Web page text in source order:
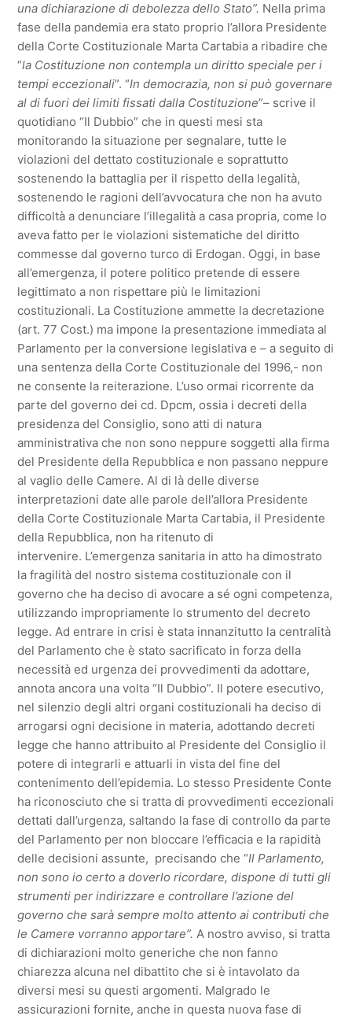
una dichiarazione di debolezza dello Stato”. Nella prima
fase della pandemia era stato proprio l’allora Presidente
della Corte Costituzionale Marta Cartabia a ribadire che
“la Costituzione non contempla un diritto speciale per i
tempi eccezionali”. “In democrazia, non si può governare
al di fuori dei limiti fissati dalla Costituzione”– scrive il
quotidiano “Il Dubbio” che in questi mesi sta
monitorando la situazione per segnalare, tutte le
violazioni del dettato costituzionale e soprattutto
sostenendo la battaglia per il rispetto della legalità,
sostenendo le ragioni dell’avvocatura che non ha avuto
difficoltà a denunciare l’illegalità a casa propria, come lo
aveva fatto per le violazioni sistematiche del diritto
commesse dal governo turco di Erdogan. Oggi, in base
all’emergenza, il potere politico pretende di essere
legittimato a non rispettare più le limitazioni
costituzionali. La Costituzione ammette la decretazione
(art. 77 Cost.) ma impone la presentazione immediata al
Parlamento per la conversione legislativa e – a seguito di
una sentenza della Corte Costituzionale del 1996,- non
ne consente la reiterazione. L’uso ormai ricorrente da
parte del governo dei cd. Dpcm, ossia i decreti della
presidenza del Consiglio, sono atti di natura
amministrativa che non sono neppure soggetti alla firma
del Presidente della Repubblica e non passano neppure
al vaglio delle Camere. Al di là delle diverse
interpretazioni date alle parole dell’allora Presidente
della Corte Costituzionale Marta Cartabia, il Presidente
della Repubblica, non ha ritenuto di
intervenire. L’emergenza sanitaria in atto ha dimostrato
la fragilità del nostro sistema costituzionale con il
governo che ha deciso di avocare a sé ogni competenza,
utilizzando impropriamente lo strumento del decreto
legge. Ad entrare in crisi è stata innanzitutto la centralità
del Parlamento che è stato sacrificato in forza della
necessità ed urgenza dei provvedimenti da adottare,
annota ancora una volta “Il Dubbio”. Il potere esecutivo,
nel silenzio degli altri organi costituzionali ha deciso di
arrogarsi ogni decisione in materia, adottando decreti
legge che hanno attribuito al Presidente del Consiglio il
potere di integrarli e attuarli in vista del fine del
contenimento dell’epidemia. Lo stesso Presidente Conte
ha riconosciuto che si tratta di provvedimenti eccezionali
dettati dall’urgenza, saltando la fase di controllo da parte
del Parlamento per non bloccare l’efficacia e la rapidità
delle decisioni assunte, precisando che “Il Parlamento,
non sono io certo a doverlo ricordare, dispone di tutti gli
strumenti per indirizzare e controllare l’azione del
governo che sarà sempre molto attento ai contributi che
le Camere vorranno apportare”.A nostro avviso, si tratta
di dichiarazioni molto generiche che non fanno
chiarezza alcuna nel dibattito che si è intavolato da
diversi mesi su questi argomenti. Malgrado le
assicurazioni fornite, anche in questa nuova fase di